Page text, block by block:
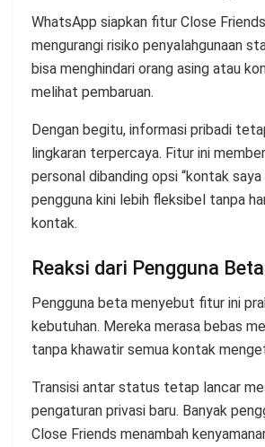
WhatsApp siapkan fitur Close
mengurangi risiko penyalahgunaan
bisa menghindari orang asing atau
melihat pembaruan.
Dengan begitu, informasi pribadi
lingkaran terpercaya. Fitur ini
personal dibanding opsi “kontak saya
pengguna kini lebih fleksibel tanpa
kontak.
Reaksi dari Pengguna Beta
Pengguna beta menyebut fitur ini
kebutuhan. Mereka merasa bebas
tanpa khawatir semua kontak
Transisi antar status tetap lancar
pengaturan privasi baru. Banyak
Close Friends menambah